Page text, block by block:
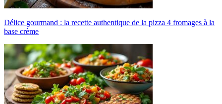
Délice gourmand : la recette authentique de la pizza 4 fromages à la
base crème